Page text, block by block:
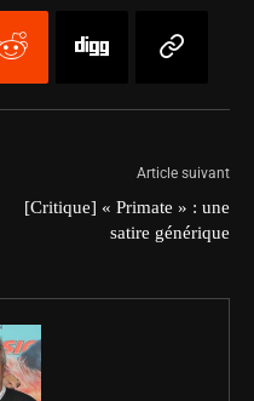
Article suivant
[Critique] « Primate » : une
satire générique